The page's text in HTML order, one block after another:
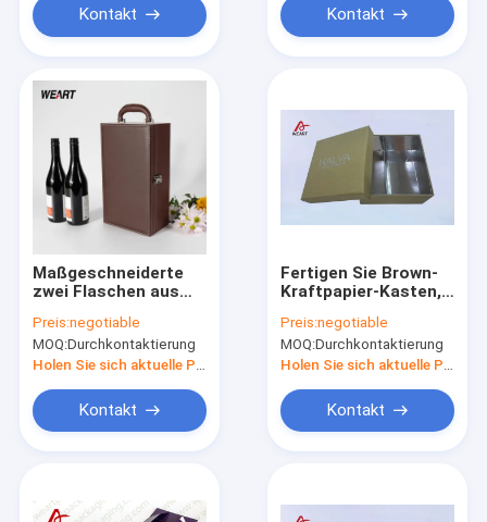
Produkte
Kontakt Kontakt
Maßgeschneiderte
zwei Flaschen aus
Leder Nähschachtel
Rotwein
Verpackungskiste
und anderen Zubehör
Preis:negotiable
MOQ:Durchkontaktierung
Holen Sie sich aktuelle Preis
Kontakt
Fertigen Sie Brown-
Kraftpapier-Kasten,
Stempeln LOGO
kästen des
Geschenks
an
Preis:negotiable
MOQ:Durchkontaktierung
Holen Sie sich aktuelle Preis
Kontakt